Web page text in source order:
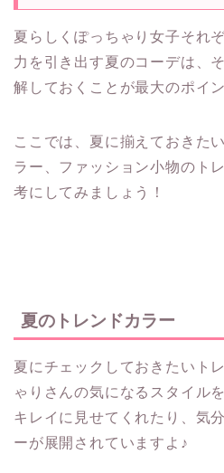
夏らしくぽっちゃり女子それ
力を引き出す夏のコーデは、
解しておくことが最大のポイ
ここでは、夏に揃えておきた
ラー、ファッション小物のト
考にしてみましょう！
夏のトレンドカラー
夏にチェックしておきたいト
ゃりさんの気になるスタイル
キレイに見せてくれたり、気
ーが展開されていますよ♪